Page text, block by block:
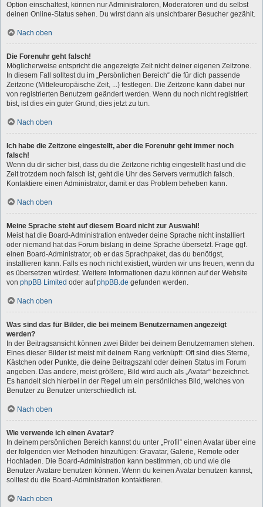
Option einschaltest, können nur Administratoren, Moderatoren und du selbst
deinen Online-Status sehen. Du wirst dann als unsichtbarer Besucher gezählt.
Nach oben
Die Forenuhr geht falsch!
Möglicherweise entspricht die angezeigte Zeit nicht deiner eigenen Zeitzone.
In diesem Fall solltest du im „Persönlichen Bereich“ die für dich passende
Zeitzone (Mitteleuropäische Zeit, ...) festlegen. Die Zeitzone kann dabei nur
von registrierten Benutzern geändert werden. Wenn du noch nicht registriert
bist, ist dies ein guter Grund, dies jetzt zu tun.
Nach oben
Ich habe die Zeitzone eingestellt, aber die Forenuhr geht immer noch
falsch!
Wenn du dir sicher bist, dass du die Zeitzone richtig eingestellt hast und die
Zeit trotzdem noch falsch ist, geht die Uhr des Servers vermutlich falsch.
Kontaktiere einen Administrator, damit er das Problem beheben kann.
Nach oben
Meine Sprache steht auf diesem Board nicht zur Auswahl!
Meist hat die Board-Administration entweder deine Sprache nicht installiert
oder niemand hat das Forum bislang in deine Sprache übersetzt. Frage ggf.
einen Board-Administrator, ob er das Sprachpaket, das du benötigst,
installieren kann. Falls es noch nicht existiert, würden wir uns freuen, wenn du
es übersetzen würdest. Weitere Informationen dazu können auf der Website
von phpBB Limited oder aufphpBB.de gefunden werden.
Nach oben
Was sind das für Bilder, die bei meinem Benutzernamen angezeigt
werden?
In der Beitragsansicht können zwei Bilder bei deinem Benutzernamen stehen.
Eines dieser Bilder ist meist mit deinem Rang verknüpft: Oft sind dies Sterne,
Kästchen oder Punkte, die deine Beitragszahl oder deinen Status im Forum
angeben. Das andere, meist größere, Bild wird auch als „Avatar“ bezeichnet.
Es handelt sich hierbei in der Regel um ein persönliches Bild, welches von
Benutzer zu Benutzer unterschiedlich ist.
Nach oben
Wie verwende ich einen Avatar?
In deinem persönlichen Bereich kannst du unter „Profil“ einen Avatar über eine
der folgenden vier Methoden hinzufügen: Gravatar, Galerie, Remote oder
Hochladen. Die Board-Administration kann bestimmen, ob und wie die
Benutzer Avatare benutzen können. Wenn du keinen Avatar benutzen kannst,
solltest du die Board-Administration kontaktieren.
Nach oben